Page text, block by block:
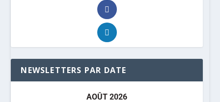
NEWSLETTERS PAR DATE
AOÛT 2026